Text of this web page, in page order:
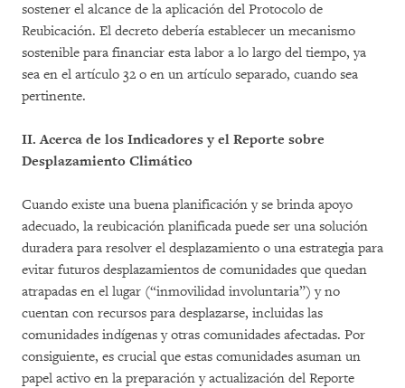
sostener el alcance de la aplicación del Protocolo de
Reubicación. El decreto debería establecer un mecanismo
sostenible para financiar esta labor a lo largo del tiempo, ya
sea en el artículo 32 o en un artículo separado, cuando sea
pertinente.
II. Acerca de los Indicadores y el Reporte sobre
Desplazamiento Climático
Cuando existe una buena planificación y se brinda apoyo
adecuado, la reubicación planificada puede ser una solución
duradera para resolver el desplazamiento o una estrategia para
evitar futuros desplazamientos de comunidades que quedan
atrapadas en el lugar (“inmovilidad involuntaria”) y no
cuentan con recursos para desplazarse, incluidas las
comunidades indígenas y otras comunidades afectadas. Por
consiguiente, es crucial que estas comunidades asuman un
papel activo en la preparación y actualización del Reporte